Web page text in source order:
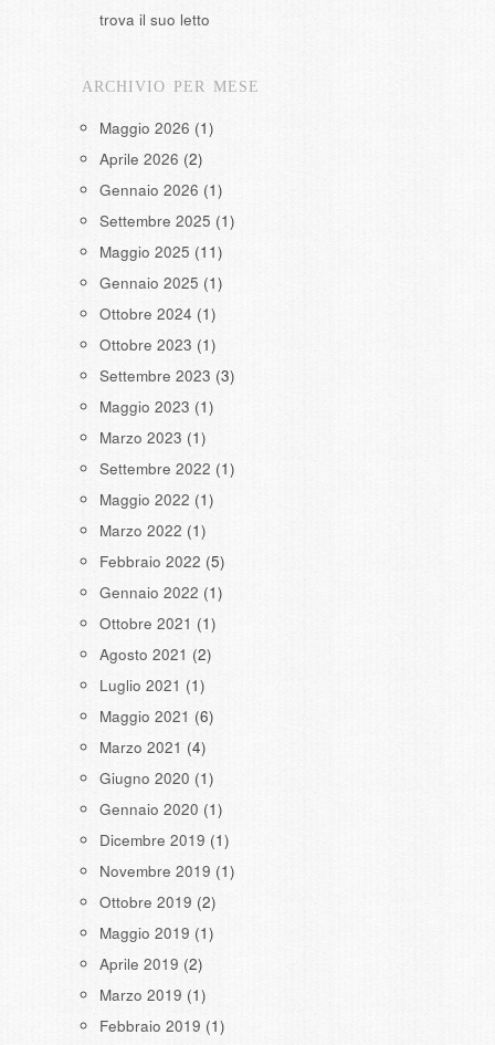
trova il suo letto
ARCHIVIO PER MESE
Maggio 2026 (1)
Aprile 2026 (2)
Gennaio 2026 (1)
Settembre 2025 (1)
Maggio 2025 (11)
Gennaio 2025 (1)
Ottobre 2024 (1)
Ottobre 2023 (1)
Settembre 2023 (3)
Maggio 2023 (1)
Marzo 2023 (1)
Settembre 2022 (1)
Maggio 2022 (1)
Marzo 2022 (1)
Febbraio 2022 (5)
Gennaio 2022 (1)
Ottobre 2021 (1)
Agosto 2021 (2)
Luglio 2021 (1)
Maggio 2021 (6)
Marzo 2021 (4)
Giugno 2020 (1)
Gennaio 2020 (1)
Dicembre 2019 (1)
Novembre 2019 (1)
Ottobre 2019 (2)
Maggio 2019 (1)
Aprile 2019 (2)
Marzo 2019 (1)
Febbraio 2019 (1)